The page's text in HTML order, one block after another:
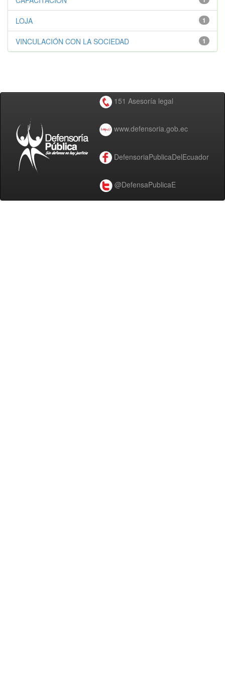
1
LOJA
1
VINCULACIÓN CON LA SOCIEDAD
151 Asesoría legal
www.defensoria.gob.ec
DefensoriaPublicaDelEcuador
@DefensaPublicaE